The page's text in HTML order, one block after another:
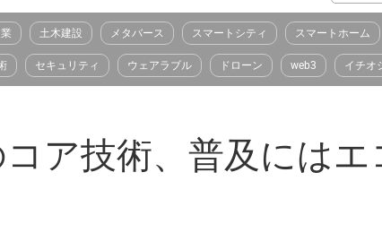
土木建設 メタバース スマートシティ スマートホーム
セキュリティ ウェアラブル ドローン web3 イチオ
ア技術、普及には